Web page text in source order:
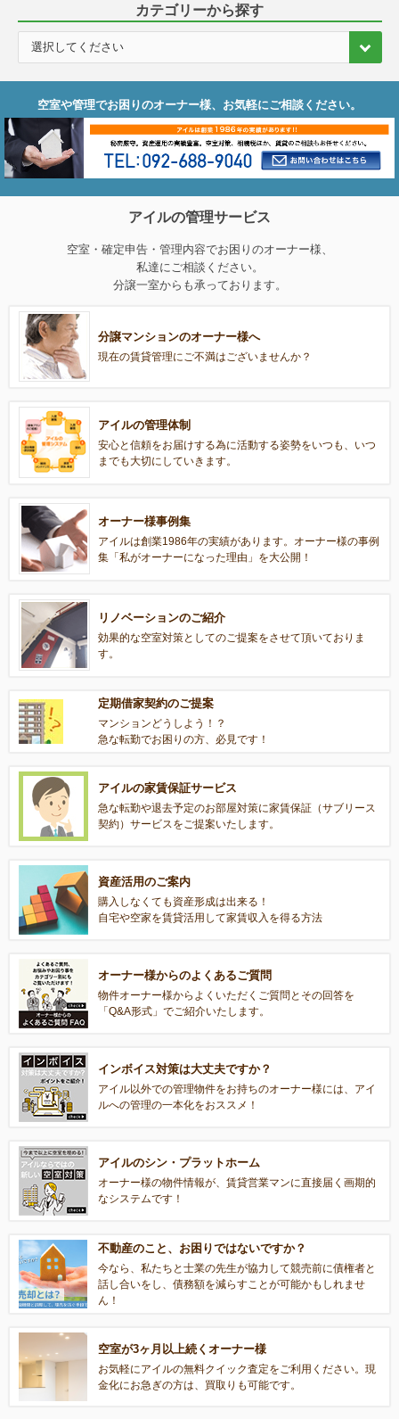
カテゴリーから探す
空室や管理でお困りのオーナー様、お気軽にご相談ください。
アイルの管理サービス
空室・確定申告・管理内容でお困りのオーナー様、
私達にご相談ください。
分譲一室からも承っております。
分譲マンションのオーナー様へ
現在の賃貸管理にご不満はございませんか？
アイルの管理体制
安心と信頼をお届けする為に活動する姿勢をいつも、いつ
までも大切にしていきます。
オーナー様事例集
アイルは創業1986年の実績があります。オーナー様の事例
集「私がオーナーになった理由」を大公開！
リノベーションのご紹介
効果的な空室対策としてのご提案をさせて頂いておりま
す。
定期借家契約のご提案
マンションどうしよう！？
急な転勤でお困りの方、必見です！
アイルの家賃保証サービス
急な転勤や退去予定のお部屋対策に家賃保証（サブリース
契約）サービスをご提案いたします。
資産活用のご案内
購入しなくても資産形成は出来る！
自宅や空家を賃貸活用して家賃収入を得る方法
オーナー様からのよくあるご質問
物件オーナー様からよくいただくご質問とその回答を
「Q&A形式」でご紹介いたします。
インボイス対策は大丈夫ですか？
アイル以外での管理物件をお持ちのオーナー様には、アイ
ルへの管理の一本化をおススメ！
アイルのシン・プラットホーム
オーナー様の物件情報が、賃貸営業マンに直接届く画期的
なシステムです！
不動産のこと、お困りではないですか？
今なら、私たちと士業の先生が協力して競売前に債権者と
話し合いをし、債務額を減らすことが可能かもしれませ
ん！
空室が3ヶ月以上続くオーナー様
お気軽にアイルの無料クイック査定をご利用ください。現
金化にお急ぎの方は、買取りも可能です。